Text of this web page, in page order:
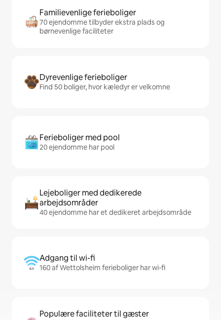
Familievenlige ferieboliger
70 ejendomme tilbyder ekstra plads og
børnevenlige faciliteter
Dyrevenlige ferieboliger
Find 50 boliger, hvor kæledyr er velkomne
Ferieboliger med pool
20 ejendomme har pool
Lejeboliger med dedikerede
arbejdsområder
40 ejendomme har et dedikeret arbejdsområde
Adgang til wi-fi
160 af Wettolsheim ferieboliger har wi-fi
Populære faciliteter til gæster